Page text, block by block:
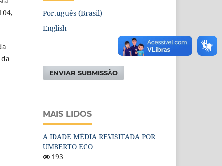
Português (Brasil)
English
ENVIAR SUBMISSÃO
MAIS LIDOS
A IDADE MÉDIA REVISITADA POR
UMBERTO ECO
193